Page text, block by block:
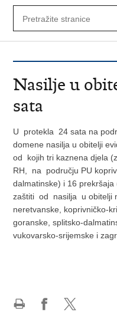
Nasilje u
sata
U protekla 24 sata na
domene nasilja u obitelji
od kojih tri kaznena djela
RH, na području PU
dalmatinske) i 16
zaštiti od nasilja u obitelji
neretvanske, koprivničko-
goranske, splitsko-
vukovarsko-srijemske i